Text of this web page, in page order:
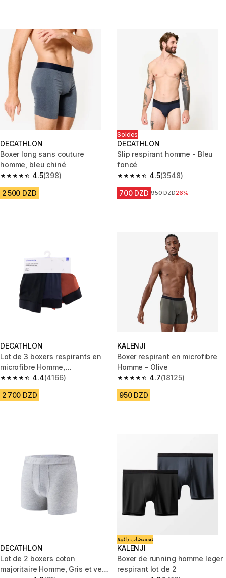
DECATHLON
Boxer long sans couture
homme, bleu chiné
4.5
4.5 out of 5 stars from 398 reviews
(398)
2 500 DZD
Soldes
DECATHLON
Slip respirant homme - Bleu
foncé
4.5
4.5 out of 5 stars from 3548
(3548)
700 DZD Prix avant la réduction
950 DZD26%
DECATHLON
Lot de 3 boxers respirants en
microfibre Homme,
noir/bleu/rouge
4.4
4.4 out of 5 stars from 4166 reviews
(4166)
2 700 DZD
KALENJI
Boxer respirant en microfibre
Homme - Olive
4.7
4.7 out of 5 stars from 18125
(18125)
950 DZD
DECATHLON
Lot de 2 boxers coton
majoritaire Homme, Gris et vert
تخفيضات دائمة
KALENJI
Boxer de running homme leger
respirant lot de 2